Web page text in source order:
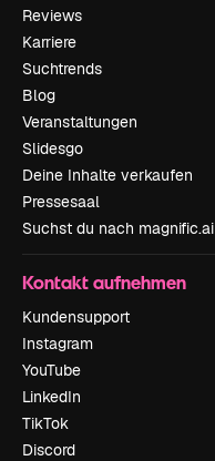
Reviews
Karriere
Suchtrends
Blog
Veranstaltungen
Slidesgo
Deine Inhalte verkaufen
Pressesaal
Suchst du nach magnific.ai
Kontakt aufnehmen
Kundensupport
Instagram
YouTube
LinkedIn
TikTok
Discord